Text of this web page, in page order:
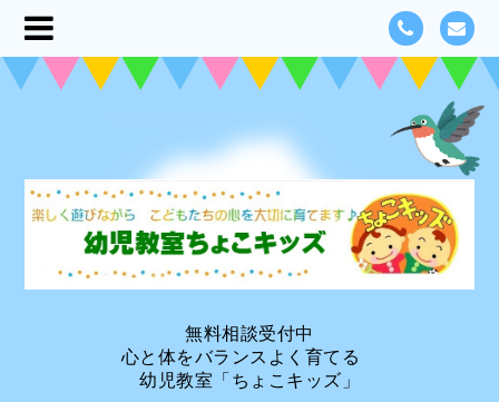
無料相談受付中
心と体をバランスよく育てる
幼児教室「ちょこキッズ」